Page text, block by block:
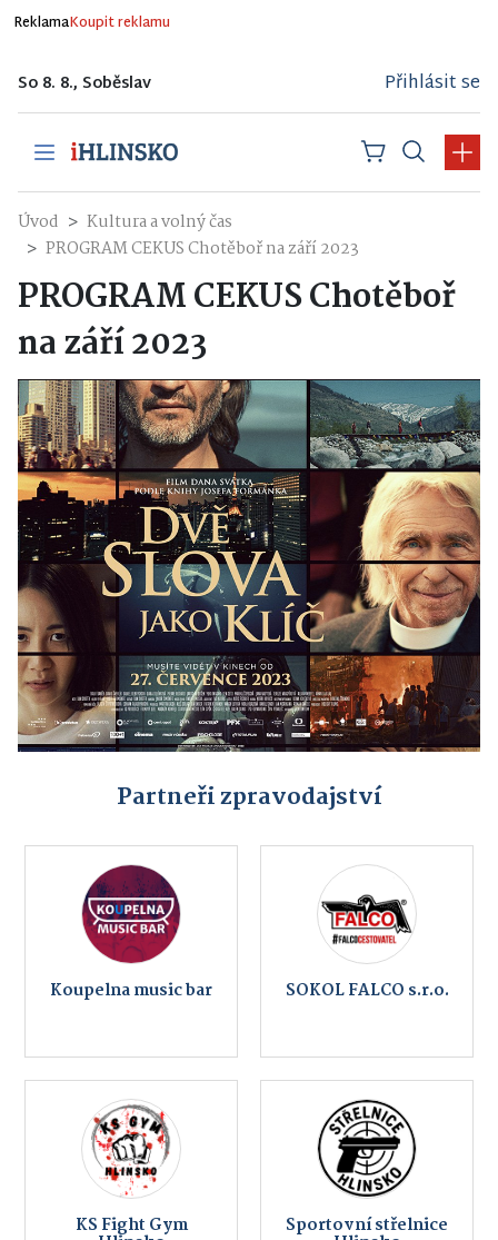
ReklamaKoupit reklamu
So 8. 8., Soběslav Přihlásit se
Úvod
Kultura a volný čas
PROGRAM CEKUS Chotěboř na září 2023
PROGRAM CEKUS Chotěboř
na září 2023
Partneři zpravodajství
Koupelna music bar SOKOL FALCO s.r.o.
KS Fight Gym Sportovní střelnice